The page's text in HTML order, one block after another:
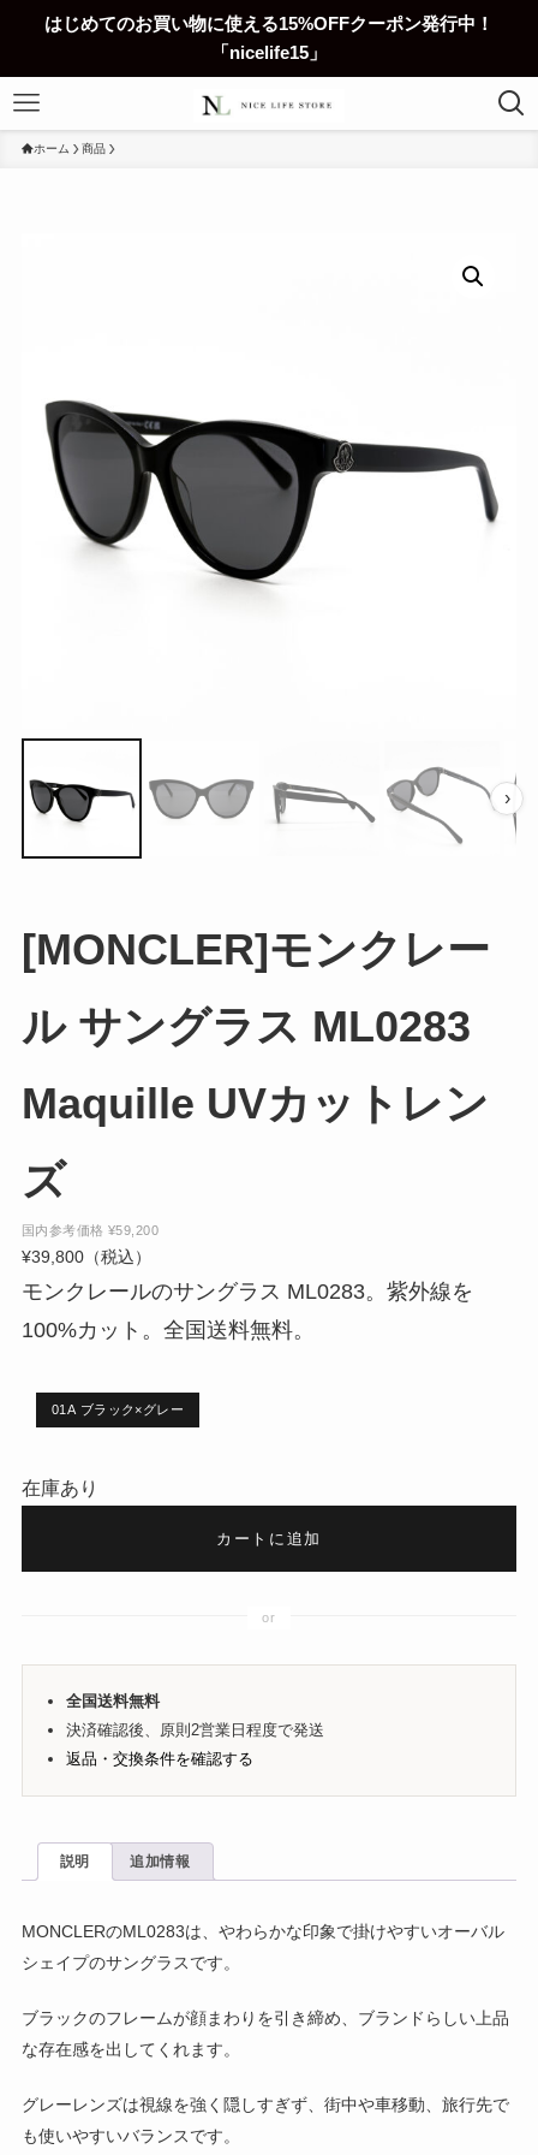
はじめてのお買い物に使える15%OFFクーポン発行中！
「nicelife15」
ホーム 商品
›
[MONCLER]モンクレー
ル サングラス ML0283
Maquille UVカットレン
ズ
国内参考価格 ¥59,200
¥39,800（税込）
モンクレールのサングラス ML0283。紫外線を
100%カット。全国送料無料。
01A ブラック×グレー
在庫あり
カートに追加
全国送料無料
決済確認後、原則2営業日程度で発送
返品・交換条件を確認する
説明 追加情報
MONCLERのML0283は、やわらかな印象で掛けやすいオーバル
シェイプのサングラスです。
ブラックのフレームが顔まわりを引き締め、ブランドらしい上品
な存在感を出してくれます。
グレーレンズは視線を強く隠しすぎず、街中や車移動、旅行先で
も使いやすいバランスです。